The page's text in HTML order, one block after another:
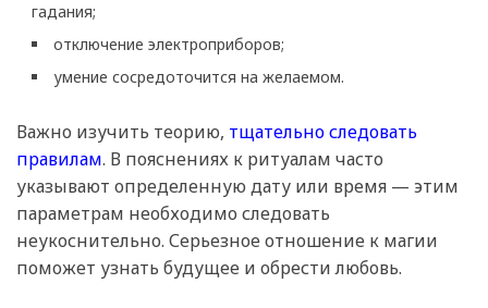
гадания;
отключение электроприборов;
умение сосредоточится на желаемом.
Важно изучить теорию, тщательно следовать
правилам. В пояснениях к ритуалам часто
указывают определенную дату или время — этим
параметрам необходимо следовать
неукоснительно. Серьезное отношение к магии
поможет узнать будущее и обрести любовь.